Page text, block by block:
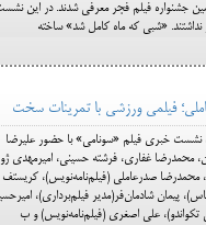
جشنواره فیلم فجر معرفی شدند. در این
«شبی که ماه کامل شد» ساخته
فیلمی ورزشی با تمرینات سخت
نشست خبری فیلم «سونامی» با حضور علیرضا
محمدرضا غفاری، فرشته حسینی، امیرمهدی
محمدرضا صدرعاملی (فیلم‌نامه‌نویس)، کریستف
پیمان شادمان‌فر(مدیر فیلم‌برداری)،
علی اصغری (فیلم‌نامه‌نویس) و ب